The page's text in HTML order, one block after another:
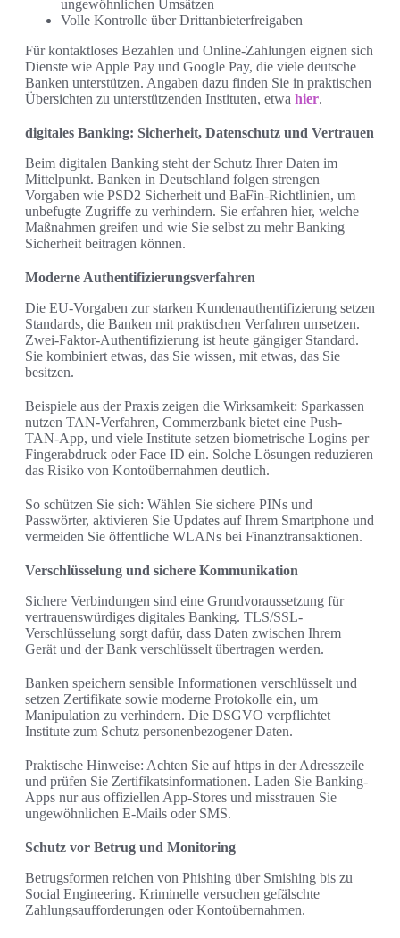
ungewöhnlichen Umsätzen
Volle Kontrolle über Drittanbieterfreigaben
Für kontaktloses Bezahlen und Online-Zahlungen eignen sich
Dienste wie Apple Pay und Google Pay, die viele deutsche
Banken unterstützen. Angaben dazu finden Sie in praktischen
Übersichten zu unterstützenden Instituten, etwa hier.
digitales Banking: Sicherheit, Datenschutz und Vertrauen
Beim digitalen Banking steht der Schutz Ihrer Daten im
Mittelpunkt. Banken in Deutschland folgen strengen
Vorgaben wie PSD2 Sicherheit und BaFin-Richtlinien, um
unbefugte Zugriffe zu verhindern. Sie erfahren hier, welche
Maßnahmen greifen und wie Sie selbst zu mehr Banking
Sicherheit beitragen können.
Moderne Authentifizierungsverfahren
Die EU-Vorgaben zur starken Kundenauthentifizierung setzen
Standards, die Banken mit praktischen Verfahren umsetzen.
Zwei-Faktor-Authentifizierung ist heute gängiger Standard.
Sie kombiniert etwas, das Sie wissen, mit etwas, das Sie
besitzen.
Beispiele aus der Praxis zeigen die Wirksamkeit: Sparkassen
nutzen TAN-Verfahren, Commerzbank bietet eine Push-
TAN-App, und viele Institute setzen biometrische Logins per
Fingerabdruck oder Face ID ein. Solche Lösungen reduzieren
das Risiko von Kontoübernahmen deutlich.
So schützen Sie sich: Wählen Sie sichere PINs und
Passwörter, aktivieren Sie Updates auf Ihrem Smartphone und
vermeiden Sie öffentliche WLANs bei Finanztransaktionen.
Verschlüsselung und sichere Kommunikation
Sichere Verbindungen sind eine Grundvoraussetzung für
vertrauenswürdiges digitales Banking. TLS/SSL-
Verschlüsselung sorgt dafür, dass Daten zwischen Ihrem
Gerät und der Bank verschlüsselt übertragen werden.
Banken speichern sensible Informationen verschlüsselt und
setzen Zertifikate sowie moderne Protokolle ein, um
Manipulation zu verhindern. Die DSGVO verpflichtet
Institute zum Schutz personenbezogener Daten.
Praktische Hinweise: Achten Sie auf https in der Adresszeile
und prüfen Sie Zertifikatsinformationen. Laden Sie Banking-
Apps nur aus offiziellen App-Stores und misstrauen Sie
ungewöhnlichen E-Mails oder SMS.
Schutz vor Betrug und Monitoring
Betrugsformen reichen von Phishing über Smishing bis zu
Social Engineering. Kriminelle versuchen gefälschte
Zahlungsaufforderungen oder Kontoübernahmen.